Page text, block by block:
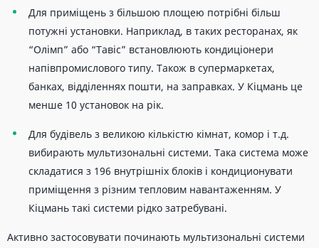
Для приміщень з більшою площею потрібні більш
потужні установки. Наприклад, в таких ресторанах, як
“Олімп” або “Тавіс” встановлюють кондиціонери
напівпромислового типу. Також в супермаркетах,
банках, відділеннях пошти, на заправках. У Кіцмань це
менше 10 установок на рік.
Для будівель з великою кількістю кімнат, комор і т.д.
вибирають мультизональні системи. Така система може
складатися з 196 внутрішніх блоків і кондиционувати
приміщення з різним тепловим навантаженням. У
Кіцмань такі системи рідко затребувані.
Активно застосовувати починають мультизональні системи